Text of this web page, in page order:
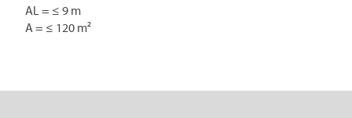
AL = ≤ 9 m
A = ≤ 120 m²